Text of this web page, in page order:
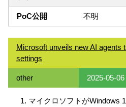
PoC公開 不明
Microsoft unveils new AI agents
settings
other 2025-05-
マイクロソフトがWindows